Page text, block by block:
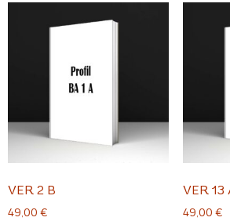
VER 2 B
49,00 €
VER 13
49,00 €